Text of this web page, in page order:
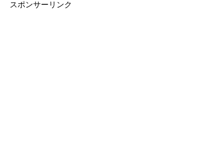
スポンサーリンク